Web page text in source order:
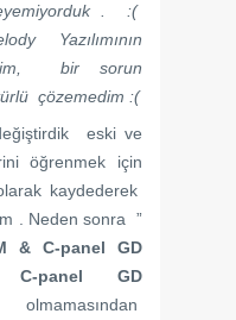
. :(
Yazılımının
bir sorun
çözemedim :(
eski ve
öğrenmek için
kaydederek
. Neden sonra ”
& C-panel GD
C-panel GD